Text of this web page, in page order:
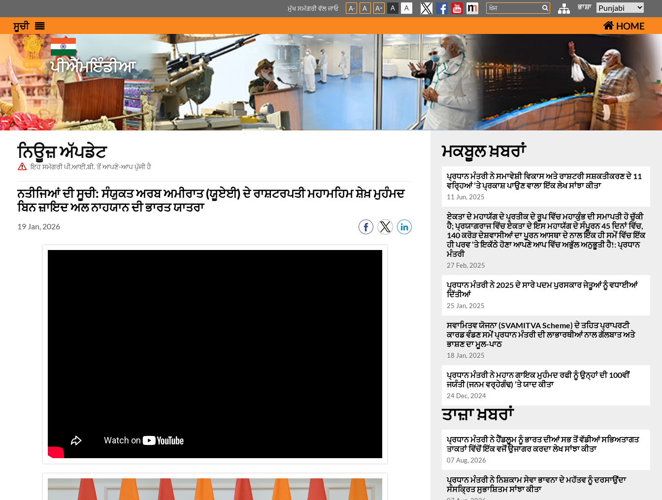
ਮੁੱਖ ਸਮੱਗਰੀ ਵੱਲ ਜਾਓ A- A A+ A A Search ਭਾਸ਼ਾ
ਸੂਚੀ HOME
ਪੀਐੱਮਇੰਡੀਆ
ਨਿਊਜ਼ ਅੱਪਡੇਟ
ਇਹ ਸਮੱਗਰੀ ਪੀ.ਆਈ.ਬੀ. ਤੋਂ ਆਪਣੇ-ਆਪ ਪੁੱਜੀ ਹੈ
ਨਤੀਜਿਆਂ ਦੀ ਸੂਚੀ: ਸੰਯੁਕਤ ਅਰਬ ਅਮੀਰਾਤ (ਯੂਏਈ) ਦੇ ਰਾਸ਼ਟਰਪਤੀ ਮਹਾਮਹਿਮ ਸ਼ੇਖ਼ ਮੁਹੰਮਦ
ਬਿਨ ਜ਼ਾਇਦ ਅਲ ਨਾਹਯਾਨ ਦੀ ਭਾਰਤ ਯਾਤਰਾ
19 Jan, 2026
ਮਕਬੂਲ ਖ਼ਬਰਾਂ
ਪ੍ਰਧਾਨ ਮੰਤਰੀ ਨੇ ਸਮਾਵੇਸ਼ੀ ਵਿਕਾਸ ਅਤੇ ਰਾਸ਼ਟਰੀ ਸਸ਼ਕਤੀਕਰਣ ਦੇ 11
ਵਰ੍ਹਿਆਂ ‘ਤੇ ਪ੍ਰਕਾਸ਼ ਪਾਉਣ ਵਾਲਾ ਇੱਕ ਲੇਖ ਸਾਂਝਾ ਕੀਤਾ
11 Jun, 2025
ਏਕਤਾ ਦੇ ਮਹਾਯੱਗ ਦੇ ਪ੍ਰਤੀਕ ਦੇ ਰੂਪ ਵਿੱਚ ਮਹਾਕੁੰਭ ਦੀ ਸਮਾਪਤੀ ਹੋ ਚੁੱਕੀ
ਹੈ; ਪ੍ਰਯਾਗਰਾਜ ਵਿੱਚ ਏਕਤਾ ਦੇ ਇਸ ਮਹਾਯੱਗ ਦੇ ਸੰਪੂਰਨ 45 ਦਿਨਾਂ ਵਿੱਚ,
140 ਕਰੋੜ ਦੇਸ਼ਵਾਸੀਆਂ ਦਾ ਪੂਰਨ ਆਸਥਾ ਦੇ ਨਾਲ ਇੱਕ ਹੀ ਸਮੇਂ ਵਿੱਚ ਇੱਕ
ਹੀ ਪਰਵ ‘ਤੇ ਇਕੱਠੇ ਹੋਣਾ ਆਪਣੇ ਆਪ ਵਿੱਚ ਅਭੁੱਲ ਅਨੁਭੂਤੀ ਹੈ!: ਪ੍ਰਧਾਨ
ਮੰਤਰੀ
27 Feb, 2025
ਪ੍ਰਧਾਨ ਮੰਤਰੀ ਨੇ 2025 ਦੇ ਸਾਰੇ ਪਦਮ ਪੁਰਸਕਾਰ ਜੇਤੂਆਂ ਨੂੰ ਵਧਾਈਆਂ
ਦਿੱਤੀਆਂ
25 Jan, 2025
ਸਵਾਮਿਤਵ ਯੋਜਨਾ (SVAMITVA Scheme) ਦੇ ਤਹਿਤ ਪ੍ਰਾਪਰਟੀ
ਕਾਰਡ ਵੰਡਣ ਸਮੇਂ ਪ੍ਰਧਾਨ ਮੰਤਰੀ ਦੀ ਲਾਭਾਰਥੀਆਂ ਨਾਲ ਗੱਲਬਾਤ ਅਤੇ
ਭਾਸ਼ਣ ਦਾ ਮੂਲ-ਪਾਠ
18 Jan, 2025
ਪ੍ਰਧਾਨ ਮੰਤਰੀ ਨੇ ਮਹਾਨ ਗਾਇਕ ਮੁਹੰਮਦ ਰਫੀ ਨੂੰ ਉਨ੍ਹਾਂ ਦੀ 100ਵੀਂ
ਜਯੰਤੀ (ਜਨਮ ਵਰ੍ਹੇਗੰਢ) ‘ਤੇ ਯਾਦ ਕੀਤਾ
24 Dec, 2024
ਤਾਜ਼ਾ ਖ਼ਬਰਾਂ
ਪ੍ਰਧਾਨ ਮੰਤਰੀ ਨੇ ਹੈਂਡਲੂਮ ਨੂੰ ਭਾਰਤ ਦੀਆਂ ਸਭ ਤੋਂ ਵੱਡੀਆਂ ਸਭਿਅਤਾਗਤ
ਤਾਕਤਾਂ ਵਿੱਚੋਂ ਇੱਕ ਵਜੋਂ ਉਜਾਗਰ ਕਰਦਾ ਲੇਖ ਸਾਂਝਾ ਕੀਤਾ
07 Aug, 2026
ਪ੍ਰਧਾਨ ਮੰਤਰੀ ਨੇ ਨਿਸ਼ਕਾਮ ਸੇਵਾ ਭਾਵਨਾ ਦੇ ਮਹੱਤਵ ਨੂੰ ਦਰਸਾਉਂਦਾ
ਸੰਸਕ੍ਰਿਤ ਸੁਭਾਸ਼ਿਤਮ ਸਾਂਝਾ ਕੀਤਾ